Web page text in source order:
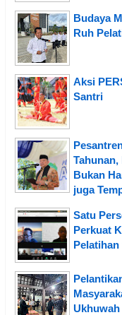
Budaya
Ruh
Aksi
Santri
Tahunan,
Bukan
juga
Satu
Perkuat
Ukhuwah